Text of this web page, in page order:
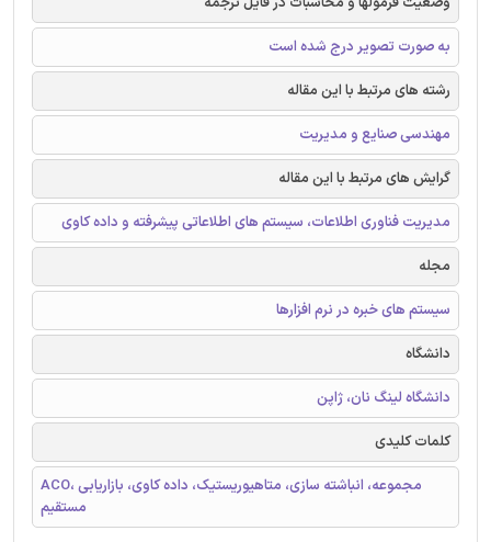
به صورت تصویر درج شده است
رشته های مرتبط با این مقاله
مهندسی صنایع و مدیریت
گرایش های مرتبط با این مقاله
مدیریت فناوری اطلاعات، سیستم های اطلاعاتی پیشرفته و داده کاوی
مجله
سیستم های خبره در نرم افزارها
دانشگاه
دانشگاه لینگ نان، ژاپن
کلمات کلیدی
ACO، مجموعه، انباشته سازی، متاهیوریستیک، داده کاوی، بازاریابی
مستقیم